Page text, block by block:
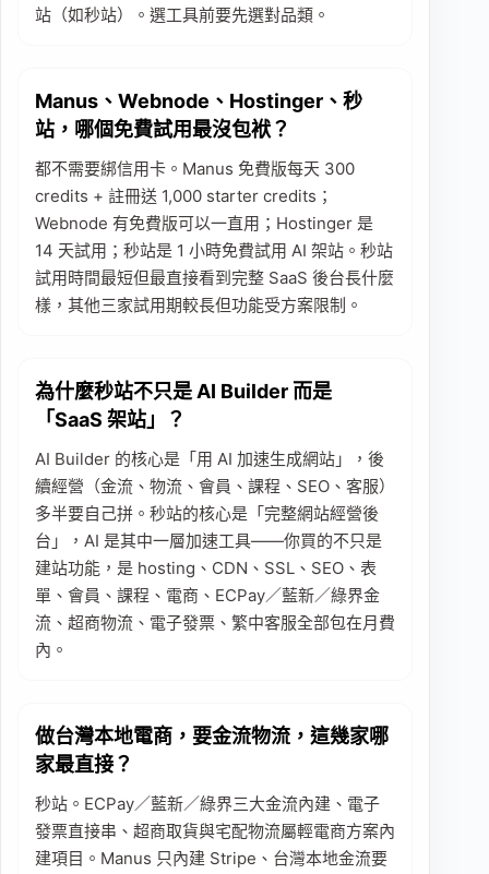
站（如秒站）。選工具前要先選對品類。
Manus、Webnode、Hostinger、秒
站，哪個免費試用最沒包袱？
都不需要綁信用卡。Manus 免費版每天 300
credits + 註冊送 1,000 starter credits；
Webnode 有免費版可以一直用；Hostinger 是
14 天試用；秒站是 1 小時免費試用 AI 架站。秒站
試用時間最短但最直接看到完整 SaaS 後台長什麼
樣，其他三家試用期較長但功能受方案限制。
為什麼秒站不只是 AI Builder 而是
「SaaS 架站」？
AI Builder 的核心是「用 AI 加速生成網站」，後
續經營（金流、物流、會員、課程、SEO、客服）
多半要自己拼。秒站的核心是「完整網站經營後
台」，AI 是其中一層加速工具——你買的不只是
建站功能，是 hosting、CDN、SSL、SEO、表
單、會員、課程、電商、ECPay／藍新／綠界金
流、超商物流、電子發票、繁中客服全部包在月費
內。
做台灣本地電商，要金流物流，這幾家哪
家最直接？
秒站。ECPay／藍新／綠界三大金流內建、電子
發票直接串、超商取貨與宅配物流屬輕電商方案內
建項目。Manus 只內建 Stripe、台灣本地金流要